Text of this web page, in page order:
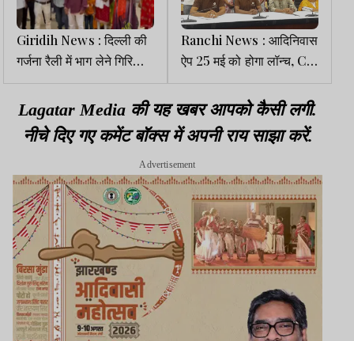
Giridih News : दिल्ली की
गर्जना रैली में भाग लेने गिरिडीह
से 200 आदिवासी रवाना
Ranchi News : आदिनिवास
ऐप 25 मई को होगा लॉन्च, CM
होंगे मुख्य अतिथि
Lagatar Media की यह खबर आपको कैसी लगी.
नीचे दिए गए कमेंट बॉक्स में अपनी राय साझा करें.
Advertisement